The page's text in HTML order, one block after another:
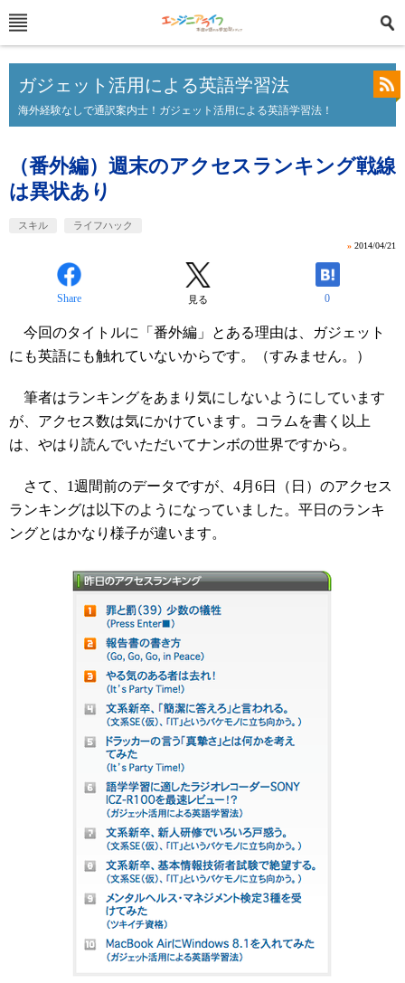
ガジェット活用による英語学習法
海外経験なしで通訳案内士！ガジェット活用による英語学習法！
（番外編）週末のアクセスランキング戦線
は異状あり
スキル ライフハック
» 2014/04/21
Share 見る 0
今回のタイトルに「番外編」とある理由は、ガジェット
にも英語にも触れていないからです。（すみません。）
筆者はランキングをあまり気にしないようにしています
が、アクセス数は気にかけています。コラムを書く以上
は、やはり読んでいただいてナンボの世界ですから。
さて、1週間前のデータですが、4月6日（日）のアクセス
ランキングは以下のようになっていました。平日のランキ
ングとはかなり様子が違います。